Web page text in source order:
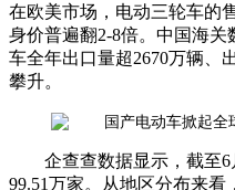
在欧美市场，电动三轮车的
身价普遍翻2-8倍。中国海关
车全年出口量超2670万辆、
攀升。
企查查数据显示，截至
99.51万家。从地区分布来